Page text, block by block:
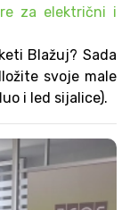
za električni i
Blažuj? Sada
svoje male
i led sijalice).